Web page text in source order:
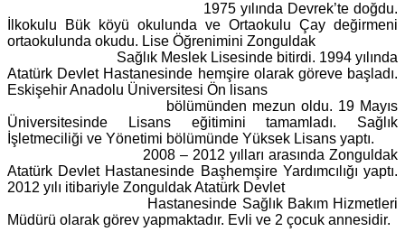
1975 yılında Devrek’te doğdu.
İlkokulu Bük köyü okulunda ve Ortaokulu Çay değirmeni
ortaokulunda okudu. Lise Öğrenimini Zonguldak
Sağlık Meslek Lisesinde bitirdi. 1994 yılında
Atatürk Devlet Hastanesinde hemşire olarak göreve başladı.
Eskişehir Anadolu Üniversitesi Ön lisans
bölümünden mezun oldu. 19 Mayıs
Üniversitesinde Lisans eğitimini tamamladı. Sağlık
İşletmeciliği ve Yönetimi bölümünde Yüksek Lisans yaptı.
2008 – 2012 yılları arasında Zonguldak
Atatürk Devlet Hastanesinde Başhemşire Yardımcılığı yaptı.
2012 yılı itibariyle Zonguldak Atatürk Devlet
Hastanesinde Sağlık Bakım Hizmetleri
Müdürü olarak görev yapmaktadır. Evli ve 2 çocuk annesidir.